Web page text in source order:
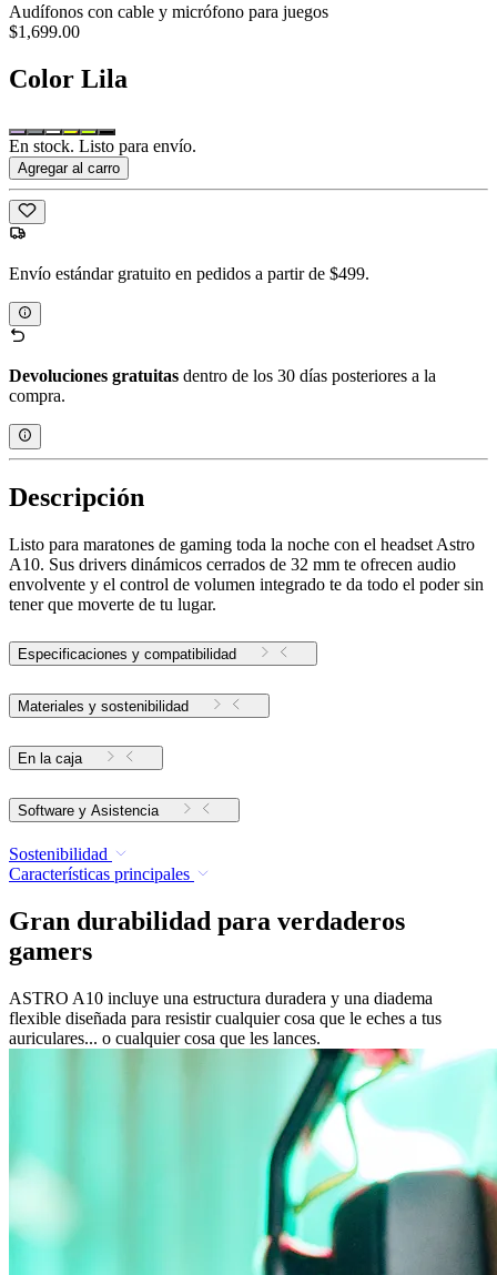
Audífonos con cable y micrófono para juegos
$1,699.00
Color Lila
En stock. Listo para envío.
Agregar al carro
Envío estándar gratuito en pedidos a partir de $499.
Devoluciones gratuitas dentro de los 30 días posteriores a la
compra.
Descripción
Listo para maratones de gaming toda la noche con el headset Astro
A10. Sus drivers dinámicos cerrados de 32 mm te ofrecen audio
envolvente y el control de volumen integrado te da todo el poder sin
tener que moverte de tu lugar.
Especificaciones y compatibilidad
Materiales y sostenibilidad
En la caja
Software y Asistencia
Sostenibilidad
Características principales
Gran durabilidad para verdaderos
gamers
ASTRO A10 incluye una estructura duradera y una diadema
flexible diseñada para resistir cualquier cosa que le eches a tus
auriculares... o cualquier cosa que les lances.